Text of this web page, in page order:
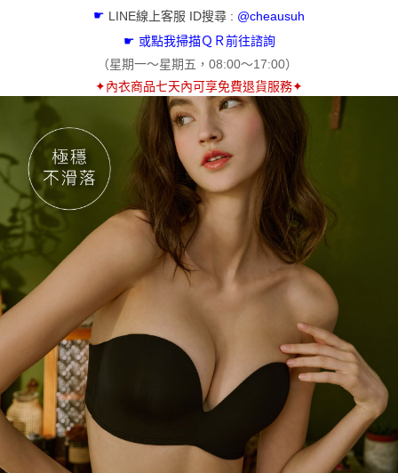
２．訂單成立數日內，您將收到繳費通知簡訊。
３．收到繳費通知簡訊後14天內，點擊此簡訊中的連結，可透過四大超商／
ATM／網路銀行／等多元方式進行付款，方視為交易完成。
※ 請注意：結帳手續完成當下不需立刻繳費，但若您需要取消訂單，請聯絡
購買商品的店家。未經商家同意取消之訂單仍視為有效，需透過AFTEE先享
後付繳納相關費用。
※ 交易是否成功請以「AFTEE先享後付 」之結帳頁面顯示為準，若有關於
是否繳費成功／繳費後需取消欲退款等相關疑問，請聯繫「AFTEE先享後付
客戶支援中心」https://netprotections.freshdesk.com/support/home
【注意事項】
１．透過由恩沛科技股份有限公司提供之「AFTEE先享後付」服務完成之交
易，需依本服務之必要範圍內提供個人資料，並將交易相關給付款項請求債
權轉讓予恩沛科技股份有限公司。
２．關於個人資料處理事宜，請瀏覽以下網址：
https://aftee.tw/terms/#terms3
３．未成年的使用者請事先徵得法定代理人或監護人之同意方可使用
「AFTEE先享後付」，若未經同意申辦者引起之損失，本公司不負相關責
任。
４．使用「AFTEE先享後付」時，將依據個別帳號之用戶狀況，依本公司即
時審查核予不同之上限額度；若仍有額度不足之情形，本公司將視審查結果
請求用戶進行身份認證。
５．嚴禁一人註冊多個帳號或使用他人資訊註冊。若發現惡意使用之情形，
恩沛科技股份有限公司將有權停止該用戶之使用額度並採取法律行動。
付款後全家取貨
付款後萊爾富取貨
每筆NT$60，滿NT$500(含以上)免運費
7-11取貨付款
每筆NT$60，滿NT$500(含以上)免運費
付款後7-11取貨
每筆NT$60，滿NT$500(含以上)免運費
宅配
每筆NT$60，滿NT$500(含以上)免運費
貨到付款
每筆NT$60，滿NT$500(含以上)免運費
國外地區寄送 查看運費
☛ LINE線上客服 ID搜尋 : @cheausuh
☛ 或點我掃描ＱＲ前往諮詢
（星期一～星期五， 08:00～17:00）
✦內衣商品七天內可享免費退貨服務✦